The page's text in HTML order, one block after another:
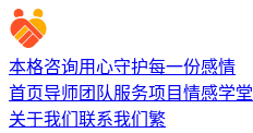
本格咨询用心守护每一份感情
首页导师团队服务项目情感学堂
关于我们联系我们繁